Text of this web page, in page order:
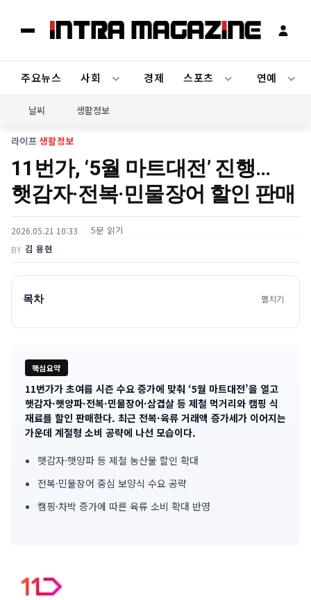
주요뉴스 사회 경제 스포츠 연예
날씨 생활정보
라이프›생활정보
11번가, ‘5월 마트대전’ 진행…
햇감자·전복·민물장어 할인 판매
2026.05.21 10:33 5분 읽기
BY 김 용현
목차 펼치기
핵심요약
기
사
11번가가 초여름 시즌 수요 증가에 맞춰 ‘5월 마트대전’을 열고
햇감자·햇양파·전복·민물장어·삼겹살 등 제철 먹거리와 캠핑 식
재료를 할인 판매한다. 최근 전복·육류 거래액 증가세가 이어지는
가운데 계절형 소비 공략에 나선 모습이다.
햇감자·햇양파 등 제철 농산물 할인 확대
전복·민물장어 중심 보양식 수요 공략
캠핑·차박 증가에 따른 육류 소비 확대 반영